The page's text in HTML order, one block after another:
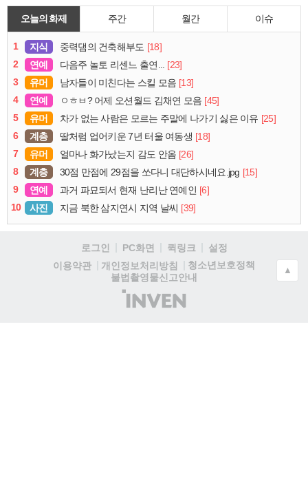
오늘의 화제 주간 월간 이슈
1 지식 중력댐의 건축해부도 [18]
2
연예 다음주 놀토 리센느 출연... [23]
3
유머 남자들이 미친다는 스킬 모음 [13]
4
연예 ㅇㅎㅂ? 어제 오션월드 김채연 모음 [45]
5
유머 차가 없는 사람은 모르는 주말에 나가기 싫은 이유 [25]
6
계층 딸처럼 업어키운 7년 터울 여동생 [18]
7
유머 얼마나 화가났는지 감도 안옴 [26]
8
계층 30점 만점에 29점을 쏘다니 대단하시네요.jpg [15]
9
연예 과거 파묘되서 현재 난리난 연예인 [6]
10
사진 지금 북한 삼지연시 지역 날씨 [39]
로그인 PC화면 퀵링크
설정
이용약관
개인정보처리방침
청소년보호정책
불법촬영물신고안내
(주)
인
▲